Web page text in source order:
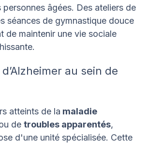
personnes âgées. Des ateliers de
séances de gymnastique douce
de maintenir une vie sociale
au sein de
atteints de la maladie
de troubles apparentés,
d'une unité spécialisée. Cette